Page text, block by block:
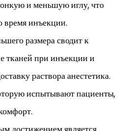
и меньшую иглу, что
время инъекции.
размера сводит к
тканей при инъекции и
раствора анестетика.
испытывают пациенты,
достижением является